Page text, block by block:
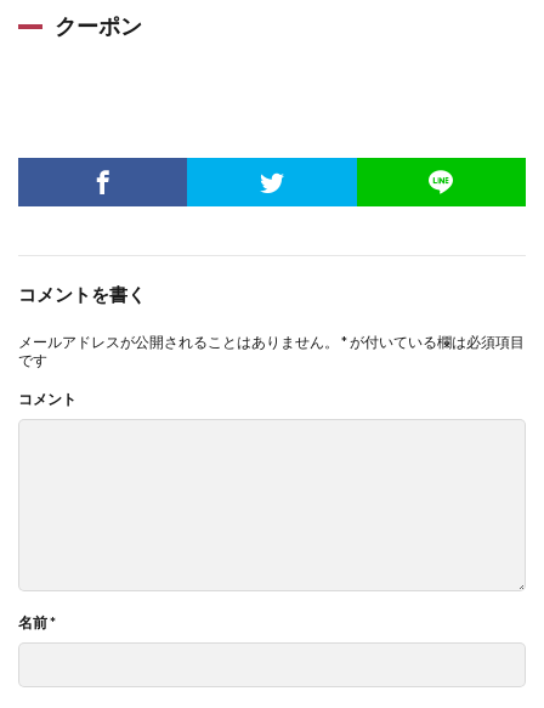
クーポン
コメントを書く
メールアドレスが公開されることはありません。 *が付いている欄は必須項目
です
コメント
名前*